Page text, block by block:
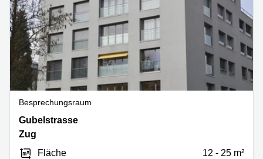
Besprechungsraum
Gubelstrasse
12,
Gubelstrasse
Zug
Fläche
12 - 25 m²